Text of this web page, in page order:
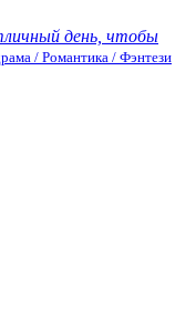
день, чтобы
/ Романтика / Фэнтези